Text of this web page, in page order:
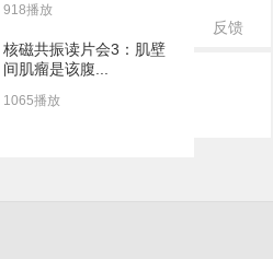
反馈
918播放
核磁共振读片会3：肌壁
间肌瘤是该腹...
1065播放